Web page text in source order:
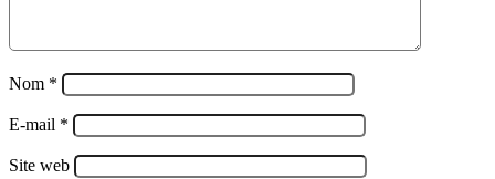
Nom *
E-mail *
Site web